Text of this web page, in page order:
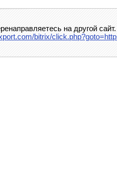
на другой
bitrix/